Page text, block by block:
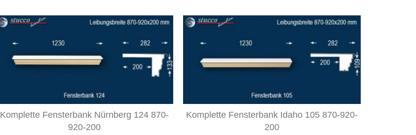
Komplette Fensterbank Nürnberg 124 870-
920-200
Komplette Fensterbank Idaho 105 870-920-
200